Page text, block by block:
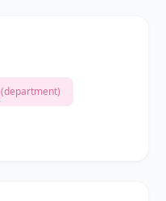
(department)